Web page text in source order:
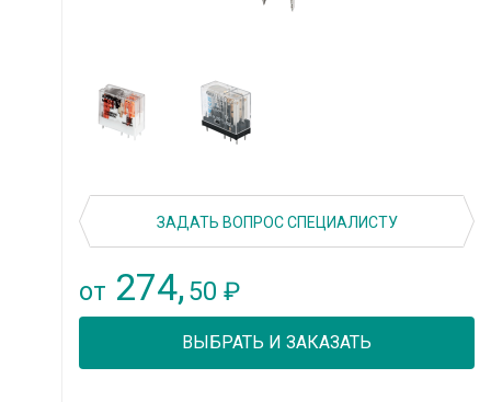
ЗАДАТЬ ВОПРОС СПЕЦИАЛИСТУ
от 274, 50 ₽
ВЫБРАТЬ И ЗАКАЗАТЬ